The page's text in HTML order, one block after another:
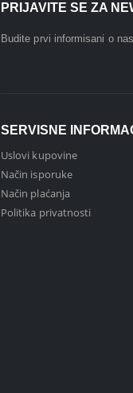
PRIJAVITE SE ZA
Budite prvi informisani o
SERVISNE
Uslovi kupovine
Način isporuke
Način plaćanja
Politika privatnosti